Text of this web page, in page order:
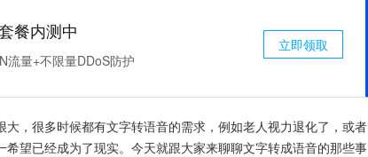
餐内测中
流量+不限量DDoS防护
立即领取
，很多时候都有文字转语音的需求，例如老人视力退化了，或者
望已经成为了现实。今天就跟大家来聊聊文字转成语音的那些事